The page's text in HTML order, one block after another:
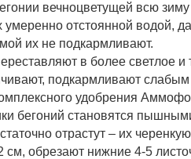
вечноцветущей всю
отстоянной водой,
их не подкармливают.
в более светлое
подкармливают
удобрения
бегоний становятся
отрастут – их
см, обрезают нижние 4-5